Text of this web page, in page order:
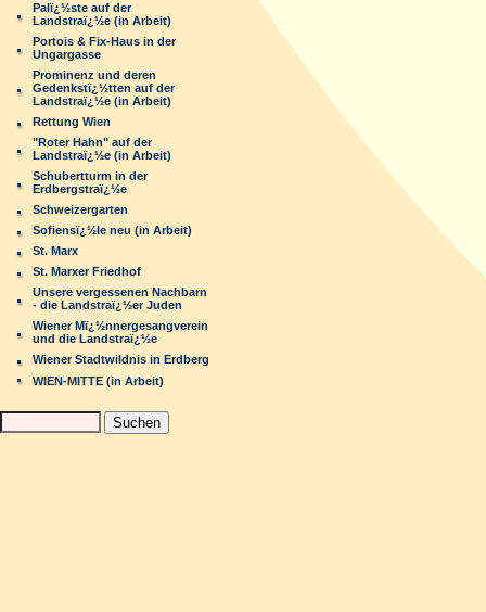
Palï¿½ste auf der
Landstraï¿½e (in Arbeit)
Portois & Fix-Haus in der
Ungargasse
Prominenz und deren
Gedenkstï¿½tten auf der
Landstraï¿½e (in Arbeit)
Rettung Wien
"Roter Hahn" auf der
Landstraï¿½e (in Arbeit)
Schubertturm in der
Erdbergstraï¿½e
Schweizergarten
Sofiensï¿½le neu (in Arbeit)
St. Marx
St. Marxer Friedhof
Unsere vergessenen Nachbarn
- die Landstraï¿½er Juden
Wiener Mï¿½nnergesangverein
und die Landstraï¿½e
Wiener Stadtwildnis in Erdberg
WIEN-MITTE (in Arbeit)